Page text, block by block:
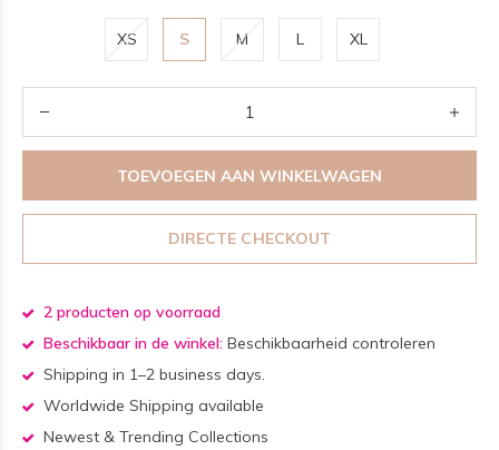
XS S M L XL
TOEVOEGEN AAN WINKELWAGEN
DIRECTE CHECKOUT
2 producten op voorraad
Beschikbaar in de winkel: Beschikbaarheid controleren
Shipping in 1–2 business days.
Worldwide Shipping available
Newest & Trending Collections